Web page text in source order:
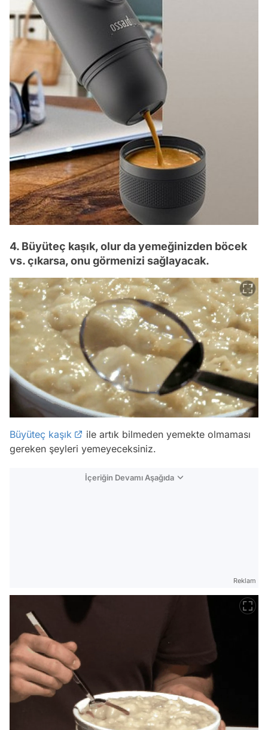
4. Büyüteç kaşık, olur da yemeğinizden böcek
vs. çıkarsa, onu görmenizi sağlayacak.
Büyüteç kaşık
ile artık bilmeden yemekte olmaması
gereken şeyleri yemeyeceksiniz.
İçeriğin Devamı Aşağıda
Reklam